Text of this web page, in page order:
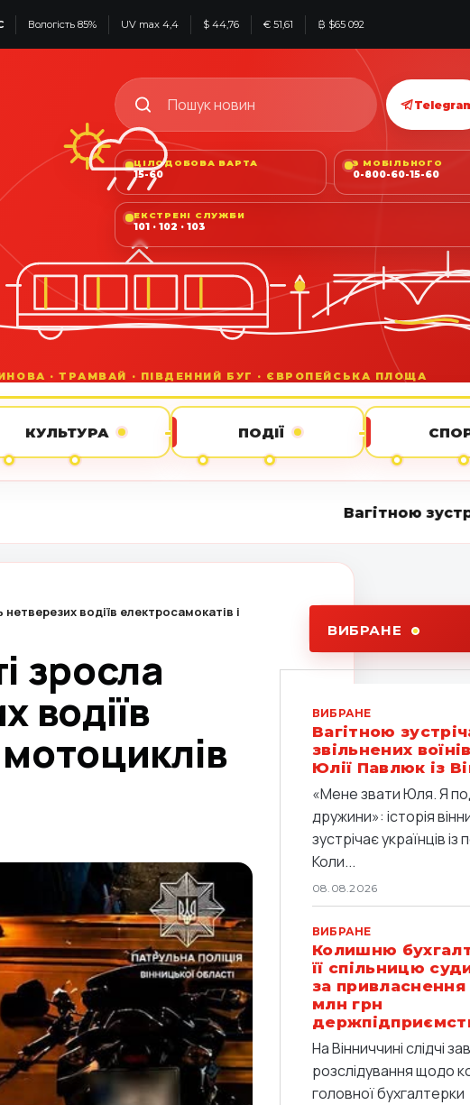
Вологість 85% UV max 4,4 $ 44,76 € 51,61 ₿ $65 092
ЦІЛОДОБОВА ВАРТА
15-60
З МОБІЛЬНОГО
0-800-60-15-60
ЕКСТРЕНІ СЛУЖБИ
101 · 102 · 103
КУЛЬТУРА ПОДІЇ
Вагітною зустрічала
нетверезих водіїв електросамокатів і
зросла
водіїв
ВИБРАНЕ
ВИБРАНЕ
Вагітною
звільнених
Юлії Павлюк із
«Мене звати Юля. Я
дружини»: історія
зустрічає українців із
Коли...
08.08.2026
ВИБРАНЕ
Колишню
її спільницю
за
млн грн
На Вінниччині слідчі
розслідування щодо
головної бухгалтерки